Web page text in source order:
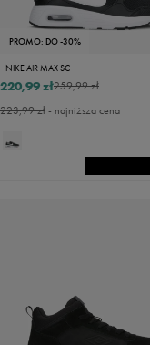
PROMO: DO -30%
NIKE AIR MAX SC
259,99 zł
220,99 zł
223,99 zł- najniższa cena